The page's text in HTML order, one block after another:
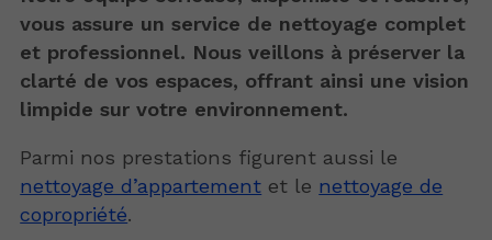
vous assure un service de nettoyage complet
et professionnel. Nous veillons à préserver la
clarté de vos espaces, offrant ainsi une vision
limpide sur votre environnement.
Parmi nos prestations figurent aussi le
nettoyage d’appartement et le nettoyage de
copropriété.